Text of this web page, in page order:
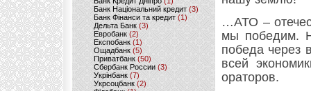
Банк Національний кредит (3)
Банк Фінанси та кредит (1)
Дельта Банк (3)
Евробанк(2)
Експобанк (1)
Ощадбанк(5)
Приватбанк (50)
Сбербанк России (3)
Укрінбанк(7)
Укрсоцбанк (2)
…АТО –
мы победим.
победа через
всей
ораторов.